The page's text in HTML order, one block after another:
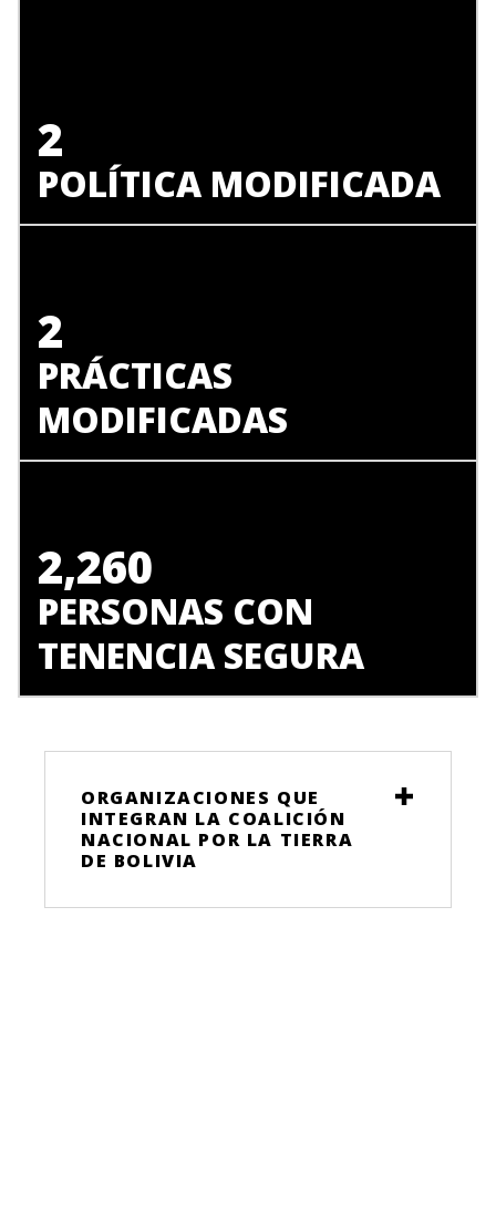
2
POLÍTICA MODIFICADA
2
PRÁCTICAS
MODIFICADAS
2,260
PERSONAS CON
TENENCIA SEGURA
ORGANIZACIONES QUE
INTEGRAN LA COALICIÓN
NACIONAL POR LA TIERRA
DE BOLIVIA